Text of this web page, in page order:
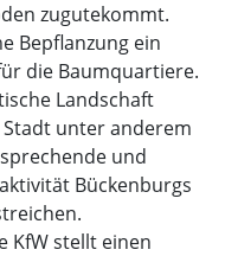
zugutekommt.
Bepflanzung ein
die Baumquartiere.
Landschaft
unter anderem
und
Bückenburgs
KfW stellt einen